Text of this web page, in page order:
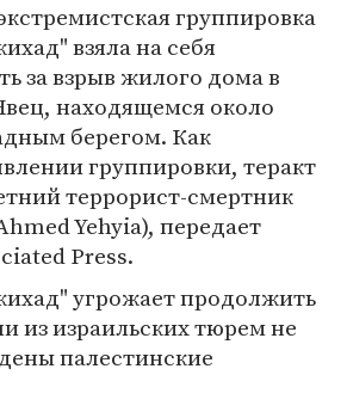
группировка
взяла на себя
за взрыв жилого дома в
находящемся около
берегом. Как
группировки, теракт
террорист-смертник
Yehyia), передает
Press.
угрожает продолжить
из израильских тюрем не
палестинские